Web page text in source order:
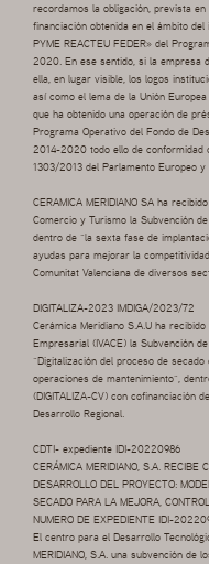
recordamos la obligación, prevista
financiación obtenida en el ámbito
PYME REACTEU FEDER» del
2020. En ese sentido, si la empresa
ella, en lugar visible, los logos
así como el lema de la Unión
que ha obtenido una operación de
Programa Operativo del Fondo de
2014-2020 todo ello de conformidad
1303/2013 del Parlamento Europeo
CERAMICA MERIDIANO SA ha
Comercio y Turismo la Subvención
dentro de “la sexta fase de
ayudas para mejorar la
Comunitat Valenciana de diversos
DIGITALIZA-2023 IMDIGA/2023/72
Cerámica Meridiano S.A.U ha
Empresarial (IVACE) la Subvención
“Digitalización del proceso de
operaciones de mantenimiento”,
(DIGITALIZA-CV) con cofinanciación
Desarrollo Regional.
CDTI- expediente IDI-20220986
CERÁMICA MERIDIANO, S.A. RECIBE
DESARROLLO DEL PROYECTO:
SECADO PARA LA MEJORA,
NUMERO DE EXPEDIENTE IDI-
El centro para el Desarrollo
MERIDIANO, S.A. una subvención de